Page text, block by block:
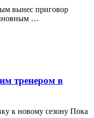
вынес приговор
…
тренером в
к новому сезону Пока